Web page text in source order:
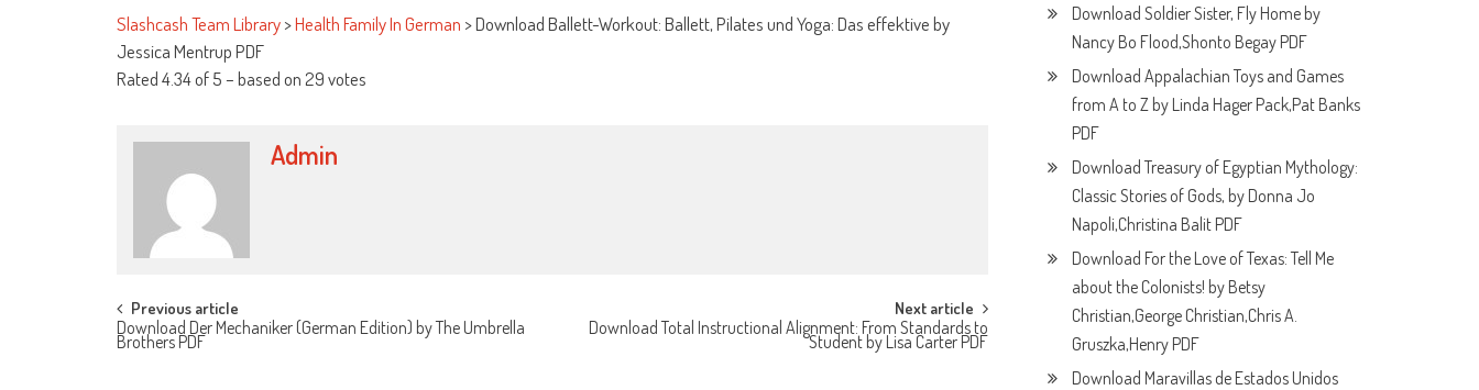
Slashcash Team Library>Health Family In German >Download Ballett-Workout: Ballett, Pilates und Yoga: Das effektive by
Jessica Mentrup PDF
Rated4.34of5– based on29votes
Admin
Post navigation
Previous article
Download Der Mechaniker (German Edition) by The Umbrella
Brothers PDF
Next article
Download Total Instructional Alignment: From Standards to
Student by Lisa Carter PDF
Download Soldier Sister, Fly Home by
Nancy Bo Flood,Shonto Begay PDF
Download Appalachian Toys and Games
from A to Z by Linda Hager Pack,Pat Banks
PDF
Download Treasury of Egyptian Mythology:
Classic Stories of Gods, by Donna Jo
Napoli,Christina Balit PDF
Download For the Love of Texas: Tell Me
about the Colonists! by Betsy
Christian,George Christian,Chris A.
Gruszka,Henry PDF
Download Maravillas de Estados Unidos